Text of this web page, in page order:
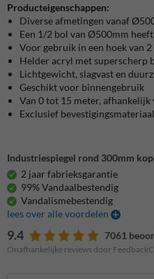
Producteigenschappen:
Diverse afmetingen vanaf
Een 1/2 bol van Ø500mm
Voor gebruik in een hoek van
Helder acryl met superscherp
Lichtgewicht, slagvast en
Geschikt voor binnengebruik
Van 0 tot 15 meter, afhankelijk
Exclusief bevestigingsmateriaal
Industriespiegel rond 300mm
2 jaar fabrieksgarantie
99% Vandaalbestendig
Vandalismebestendig
lees over alle voordelen
9.4 7061
Onafhankelijke reviews door